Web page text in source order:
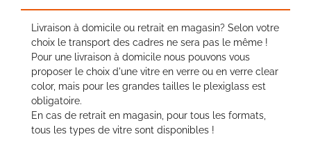
Livraison à domicile ou retrait en magasin? Selon votre
choix le transport des cadres ne sera pas le même !
Pour une livraison à domicile nous pouvons vous
proposer le choix d'une vitre en verre ou en verre clear
color, mais pour les grandes tailles le plexiglass est
obligatoire.
En cas de retrait en magasin, pour tous les formats,
tous les types de vitre sont disponibles !